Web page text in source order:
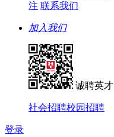
注 联系我们
加入我们
诚聘英才
社会招聘校园招聘
登录